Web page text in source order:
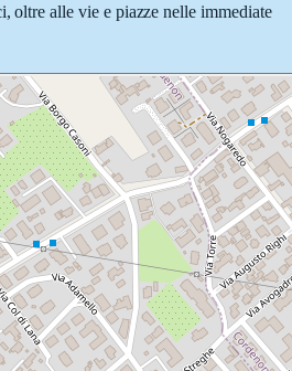
oltre alle vie e piazze nelle immediate